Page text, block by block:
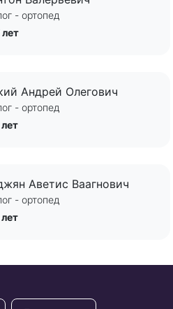
- ортопед
лет
Андрей Олегович
- ортопед
Аветис Ваагнович
- ортопед